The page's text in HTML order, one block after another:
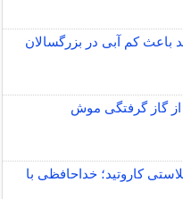
باعث کم آبی در بزرگسالان
گاز گرفتگی موش
کاروتید؛ خداحافظی با